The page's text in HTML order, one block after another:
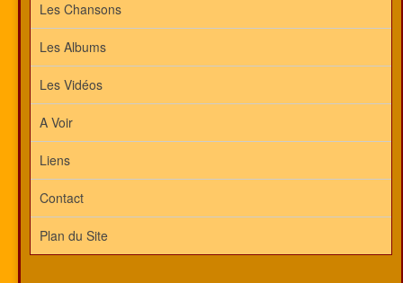
Les Chansons
Les Albums
Les Vidéos
A Voir
Liens
Contact
Plan du Site